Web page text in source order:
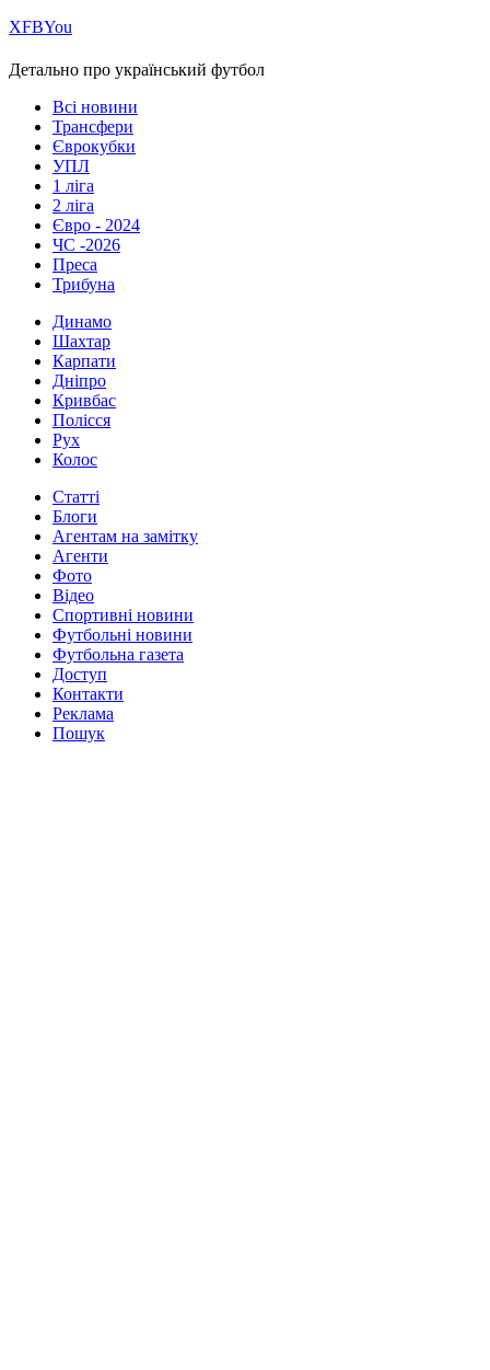
ХFBYou
Детально про український футбол
Всі новини
Трансфери
Єврокубки
УПЛ
1 ліга
2 ліга
Євро - 2024
ЧС -2026
Преса
Трибуна
Динамо
Шахтар
Карпати
Дніпро
Кривбас
Полісся
Рух
Колос
Статті
Блоги
Агентам на замітку
Агенти
Фото
Відео
Спортивні новини
Футбольні новини
Футбольна газета
Доступ
Контакти
Реклама
Пошук